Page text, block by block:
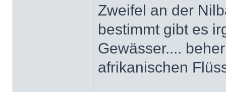
Zweifel an der
bestimmt gibt es
Gewässer....
afrikanischen